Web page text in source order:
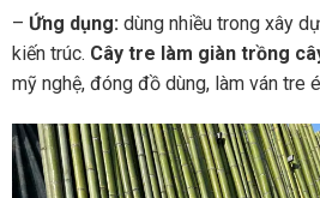
– Ứng dụng: dùng nhiều trong xây
kiến trúc. Cây tre làm giàn trồng
mỹ nghệ, đóng đồ dùng, làm ván tre